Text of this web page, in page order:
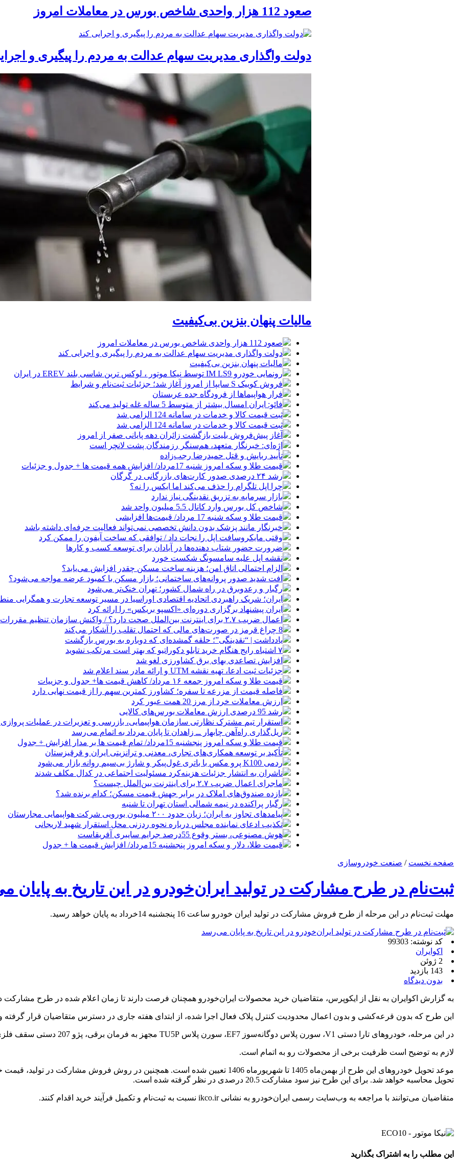
صعود 112 هزار واحدی شاخص بورس در معاملات امروز
دولت واگذاری مدیریت سهام عدالت به مردم را پیگیری و
مالیات پنهان بنزین بی‌کیفیت
صعود 112 هزار واحدی شاخص بورس در معاملات امروز
دولت واگذاری مدیریت سهام عدالت به مردم را پیگیری و اجرایی کند
مالیات پنهان بنزین بی‌کیفیت
رونمایی خودرو IM LS9 توسط نیکا موتور ، لوکس ترین شاسی بلند EREV در ایران
فروش کوییک S سایپا از امروز آغاز شد؛ جزئیات ثبت‌نام و شرایط
فرار هواپیماها از فرودگاه جده عربستان
فائو: ایران امسال بیشتر از متوسط 5 ساله غله تولید می‌کند
ثبت قیمت کالا و خدمات در سامانه 124 الزامی شد
ثبت قیمت کالا و خدمات در سامانه 124 الزامی شد
آغاز پیش‌فروش بلیت بازگشت زائران دهه پایانی صفر از امروز
اژه‌ای: خبرنگار متعهد، هم‌سنگر رزمندگان پشت لانچر است
تأیید ربایش و قتل حمیدرضا رجب‌زاده
قیمت طلا و سکه امروز شنبه 17مرداد/ افزایش همه قیمت ها + جدول و جزئیات
رشد ۲۴ درصدی صدور کارت‌های بازرگانی در گرگان
چرا اپل تلگرام را حذف می‌کند اما ایکس را نه؟
بازار سرمایه به تزریق نقدینگی نیاز ندارد
شاخص کل بورس وارد کانال 5.5 میلیون واحد شد
قیمت طلا و سکه شنبه 17 مرداد/ قیمت‌ها افزایشی
خبرنگار مانند پزشک بدون دانش تخصصی نمی‌تواند فعالیت حرفه‌ای داشته باشد
وقتی مایکروسافت اپل را نجات داد / توافقی که ساخت آیفون را ممکن کرد
ضرورت حضور شتاب ‌دهنده‌ها در آبادان برای توسعه کسب‌ و کارها
نقشه اپل علیه سامسونگ شکست خورد
الزام احتمالی اتاق امن؛ هزینه ساخت مسکن چقدر افزایش می‌یابد؟
افت شدید صدور پروانه‌های ساختمانی؛ بازار مسکن با کمبود عرضه مواجه می‌شود؟
رگبار و رعدوبرق در راه شمال کشور؛ تهران خنک‌تر می‌شود
ایران؛ شریک راهبردی اتحادیه اقتصادی اوراسیا در مسیر توسعه تجارت و همگرایی
ایران پیشنهاد برگزاری دوره‌ای «اکسپو بریکس» را ارائه کرد
اعمال ضریب ۲.۷ برای اینترنت بین‌الملل صحت دارد؟ / واکنش سازمان تنظیم مقررات
8 چراغ قرمز در صورت‌های مالی که احتمال تقلب را آشکار می‌کند
یادداشت | “نقدینگی”؛ حلقه گمشده‌ای که دوباره به بورس بازگشت
۷ اشتباه رایج هنگام خرید تابلو دکوراتیو که بهتر است مرتکب نشوید
افزایش تصاعدی بهای برق کشاورزی لغو شد
جزئیات ثبت ادعا، تهیه نقشه UTM و ارائه مادر سند اعلام شد
قیمت طلا و سکه امروز جمعه ۱۶ مرداد/ کاهش قیمت ها+ جدول و جزییات
فاصله قیمت از مزرعه تا سفره؛ کشاورز کمترین سهم را از قیمت نهایی دارد
ارزش معاملات خرد از مرز 20 همت عبور کرد
رشد 95 درصدی ارزش معاملات بورس‌های کالایی
استقرار تیم مشترک نظارتی سازمان هواپیمایی، بازرسی و تعزیرات در عملیات پروازی
ریل‌گذاری راه‌آهن چابهار ــ زاهدان تا پایان مرداد به اتمام می‌رسد
قیمت طلا و سکه امروز پنجشنبه 15مرداد/ تمام قیمت ها بر مدار افزایش + جدول
تأکید بر توسعه همکاری‌های تجاری، معدنی و ترانزیتی ایران و قرقیزستان
ردمی K100 پرو مکس با باتری غول‌پیکر و شارژ بی‌سیم روانه بازار می‌شود
ناشران به انتشار جزئیات هزینه‌کرد مسئولیت اجتماعی در کدال مکلف شدند
ماجرای اعمال ضریب ۲.۷ برای اینترنت بین‌الملل چیست؟
بازده صندوق‌های املاک در برابر جهش قیمت مسکن؛ کدام برنده شد؟
رگبار پراکنده در نیمه شمالی استان تهران تا شنبه
پیامدهای تجاوز به ایران؛ زیان حدود ۲۰۰ میلیون یورویی شرکت هواپیمایی مجارستان
تکذیب ادعای نماینده مجلس درباره نحوه ردزنی محل استقرار شهید لاریجانی
هوش مصنوعی، بستر وقوع 55درصد جرایم سایبری آفریقاست
قیمت طلا، دلار و سکه امروز پنجشنبه 15مرداد/ افزایش قیمت ها + جدول
صفحه نخست / صنعت خودروسازی
ثبت‌نام در طرح مشارکت در تولید ایران‌خودرو در این تاریخ به پایان
مهلت ثبت‌نام در این مرحله از طرح فروش مشارکت در تولید ایران خودرو ساعت 16 پنجشنبه 14خرداد به پایان خواهد رسید.
کد نوشته: 99303
اکوایران
2 ژوئن
143 بازدید
بدون دیدگاه
به گزارش اکوایران به نقل از ایکوپرس، متقاضیان خرید محصولات ایران‌خودرو همچنان فرصت دارند تا زمان اعلام شده در طرح مشارکت
این طرح که بدون قرعه‌کشی و بدون اعمال محدودیت کنترل پلاک فعال اجرا شده، از ابتدای هفته جاری در دسترس متقاضیان قرار گرفته
در این مرحله، خودروهای تارا دستی V1، سورن پلاس دوگانه‌سوز EF7، سورن پلاس TU5P مجهز به فرمان برقی، پژو 207 دستی سقف فلزی، رانا پلاس و دنا پلاس دستی برای متقاضیان عرضه شده‌اند.
لازم به توضیح است ظرفیت برخی از محصولات رو به اتمام است.
موعد تحویل خودروهای این طرح از بهمن‌ماه 1405 تا شهریورماه 1406 تعیین شده است. همچنین
تحویل محاسبه خواهد شد. برای این طرح نیز سود مشارکت 20.5 درصدی در نظر گرفته شده است.
متقاضیان می‌توانند با مراجعه به وب‌سایت رسمی ایران‌خودرو به نشانی ikco.ir نسبت به ثبت‌نام و تکمیل فرآیند خرید اقدام کنند.
این مطلب را به اشتراک بگذارید